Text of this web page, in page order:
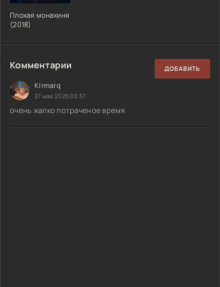
Плохая монахиня
(2018)
Комментарии ДОБАВИТЬ
Kirmarq
27 мая 2026 02:37
очень жалко потраченое время